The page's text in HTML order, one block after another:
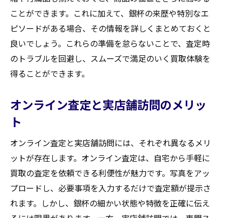
ことができます。これに加えて、銀杯の来歴や特別なエ
ピソードがある場合、その情報を詳しくまとめておくと
良いでしょう。これらの準備を怠らないことで、査定時
のトラブルを回避し、スムーズで満足のいく買取体験を
得ることができます。
オンライン査定と実店舗訪問のメリッ
ト
オンライン査定と実店舗訪問には、それぞれ異なるメリ
ットが存在します。オンライン査定は、自宅から手軽に
買取の査定を依頼できる利便性が魅力です。写真をアッ
プロードし、必要事項を入力するだけで査定額が提示さ
れます。しかし、銀杯の細かい状態や特徴を正確に伝え